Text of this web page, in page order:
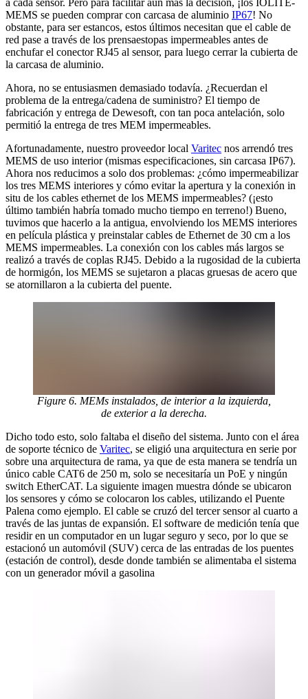
MEMS se pueden comprar con carcasa de aluminio IP67! No
obstante, para ser estancos, estos últimos necesitan que el cable de
red pase a través de los prensaestopas impermeables antes de
enchufar el conector RJ45 al sensor, para luego cerrar la cubierta de
la carcasa de aluminio.
Ahora, no se entusiasmen demasiado todavía. ¿Recuerdan el
problema de la entrega/cadena de suministro? El tiempo de
fabricación y entrega de Dewesoft, con tan poca antelación, solo
permitió la entrega de tres MEM impermeables.
Afortunadamente, nuestro proveedor local Varitec nos arrendó tres
MEMS de uso interior (mismas especificaciones, sin carcasa IP67).
Ahora nos reducimos a solo dos problemas: ¿cómo impermeabilizar
los tres MEMS interiores y cómo evitar la apertura y la conexión in
situ de los cables ethernet de los MEMS impermeables? (¡esto
último también habría tomado mucho tiempo en terreno!) Bueno,
tuvimos que hacerlo a la antigua, envolviendo los MEMS interiores
en película plástica y preinstalar cables de Ethernet de 30 cm a los
MEMS impermeables. La conexión con los cables más largos se
realizó a través de coplas RJ45. Debido a la rugosidad de la cubierta
de hormigón, los MEMS se sujetaron a placas gruesas de acero que
se atornillaron a la cubierta del puente.
Figure 6. MEMs instalados, de interior a la izquierda,
de exterior a la derecha.
Dicho todo esto, solo faltaba el diseño del sistema. Junto con el área
de soporte técnico de Varitec, se eligió una arquitectura en serie por
sobre una arquitectura de rama, ya que de esta manera se tendría un
único cable CAT6 de 250 m, solo se necesitaría un PoE y ningún
switch EtherCAT. La siguiente imagen muestra dónde se ubicaron
los sensores y cómo se colocaron los cables, utilizando el Puente
Palena como ejemplo. El cable se cruzó del tercer sensor al cuarto a
través de las juntas de expansión. El software de medición tenía que
residir en un computador en un lugar seguro y seco, por lo que se
estacionó un automóvil (SUV) cerca de las entradas de los puentes
(estación de control), desde donde también se alimentaba el sistema
con un generador móvil a gasolina